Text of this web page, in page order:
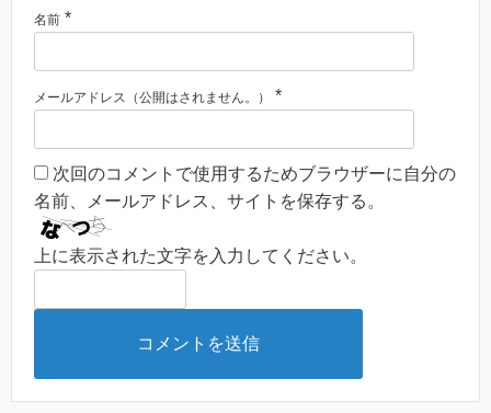
名前 *
メールアドレス（公開はされません。） *
次回のコメントで使用するためブラウザーに自分の
名前、メールアドレス、サイトを保存する。
上に表示された文字を入力してください。